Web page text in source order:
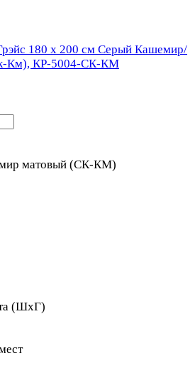
180 х 200 см Серый Кашемир/
Км), КР-5004-СК-КМ
матовый (СК-КМ)
(ШхГ)